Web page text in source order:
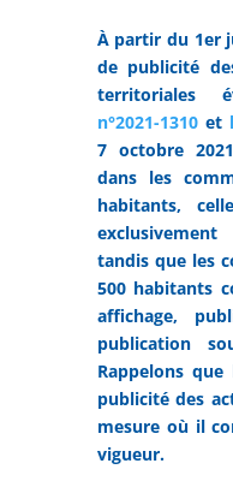
À partir du 1er
de publicité
territoriales
n°2021-1310 et
7 octobre
dans les
habitants,
tandis que les
500 habitants
affichage,
publication
Rappelons
publicité des
mesure où il
vigueur.